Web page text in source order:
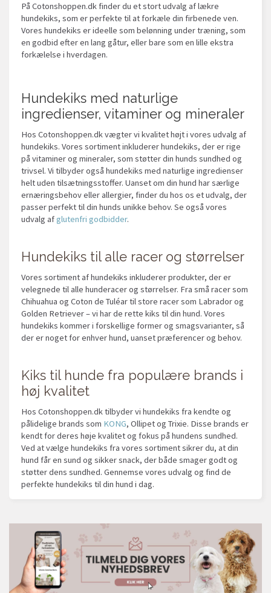
På Cotonshoppen.dk finder du et stort udvalg af lækre
hundekiks, som er perfekte til at forkæle din firbenede ven.
Vores hundekiks er ideelle som belønning under træning, som
en godbid efter en lang gåtur, eller bare som en lille ekstra
forkælelse i hverdagen.
Hundekiks med naturlige
ingredienser, vitaminer og mineraler
Hos Cotonshoppen.dk vægter vi kvalitet højt i vores udvalg af
hundekiks. Vores sortiment inkluderer hundekiks, der er rige
på vitaminer og mineraler, som støtter din hunds sundhed og
trivsel. Vi tilbyder også hundekiks med naturlige ingredienser
helt uden tilsætningsstoffer. Uanset om din hund har særlige
ernæringsbehov eller allergier, finder du hos os et udvalg, der
passer perfekt til din hunds unikke behov. Se også vores
udvalg afglutenfri godbidder.
Hundekiks til alle racer og størrelser
Vores sortiment af hundekiks inkluderer produkter, der er
velegnede til alle hunderacer og størrelser. Fra små racer som
Chihuahua og Coton de Tuléar til store racer som Labrador og
Golden Retriever – vi har de rette kiks til din hund. Vores
hundekiks kommer i forskellige former og smagsvarianter, så
der er noget for enhver hund, uanset præferencer og behov.
Kiks til hunde fra populære brands i
høj kvalitet
Hos Cotonshoppen.dk tilbyder vi hundekiks fra kendte og
pålidelige brands som KONG, Ollipet og Trixie. Disse brands er
kendt for deres høje kvalitet og fokus på hundens sundhed.
Ved at vælge hundekiks fra vores sortiment sikrer du, at din
hund får en sund og sikker snack, der både smager godt og
støtter dens sundhed. Gennemse vores udvalg og find de
perfekte hundekiks til din hund i dag.